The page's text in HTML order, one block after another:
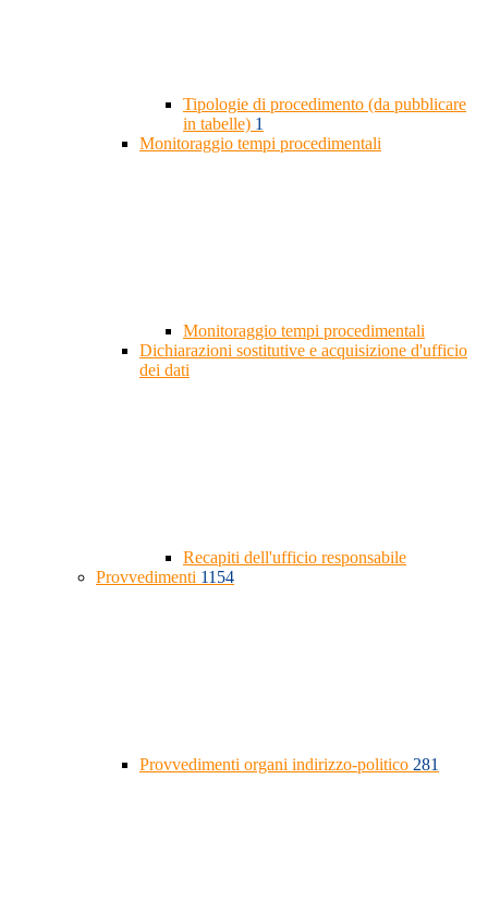
Tipologie di procedimento (da pubblicare
in tabelle) 1
Monitoraggio tempi procedimentali
Monitoraggio tempi procedimentali
Dichiarazioni sostitutive e acquisizione d'ufficio
dei dati
Recapiti dell'ufficio responsabile
Provvedimenti 1154
Provvedimenti organi indirizzo-politico 281